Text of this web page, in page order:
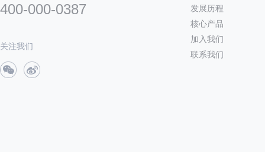
400-000-0387
关注我们
发展历程
核心产品
加入我们
联系我们